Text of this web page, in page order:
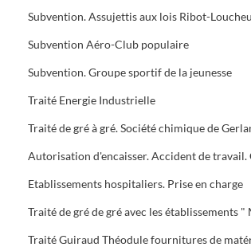
Subvention. Assujettis aux lois Ribot-
Subvention Aéro-Club populaire
Subvention. Groupe sportif de la jeunesse
Traité Energie Industrielle
Traité de gré à gré. Société chimique de
Etablissements hospitaliers. Prise en charge